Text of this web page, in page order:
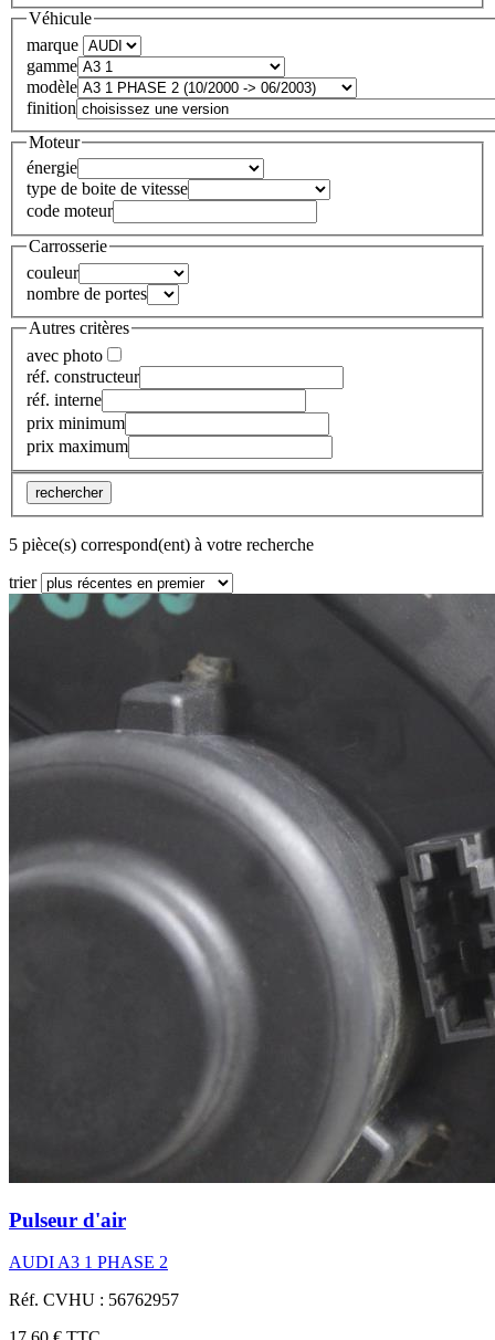
Véhicule
marque
gamme
modèle
finition
Moteur
énergie
type de boite de vitesse
code moteur
Carrosserie
couleur
nombre de portes
Autres critères
avec photo
réf. constructeur
réf. interne
prix minimum
prix maximum
rechercher
5 pièce(s) correspond(ent) à votre recherche
trier
Pulseur d'air
AUDI A3 1 PHASE 2
Réf. CVHU : 56762957